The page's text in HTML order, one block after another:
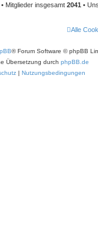
• Mitglieder insgesamt 2041 •
Alle
® Forum Software © phpBB
Übersetzung durch phpBB.de
| Nutzungsbedingungen